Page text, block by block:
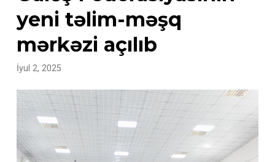
yeni təlim-məşq
mərkəzi açılıb
İyul 2, 2025